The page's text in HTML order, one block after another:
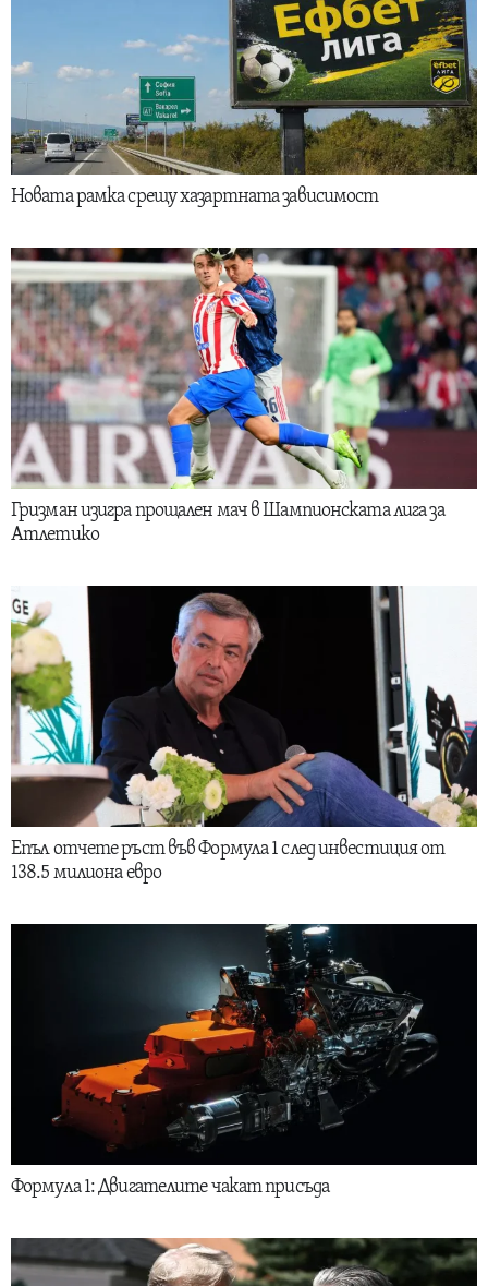
Новата рамка срещу хазартната зависимост
Гризман изигра прощален мач в Шампионската лига за
Атлетико
Епъл отчете ръст във Формула 1 след инвестиция от
138.5 милиона евро
Формула 1: Двигателите чакат присъда